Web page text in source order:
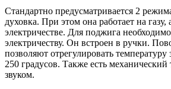
Стандартно предусматривается 2
духовка. При этом она работает на газу,
электричестве. Для поджига
электричеству. Он встроен в ручки.
позволяют отрегулировать температуру
250 градусов. Также есть
звуком.